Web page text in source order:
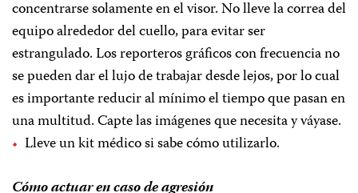
concentrarse solamente en el visor. No lleve la correa del
equipo alrededor del cuello, para evitar ser
estrangulado. Los reporteros gráficos con frecuencia no
se pueden dar el lujo de trabajar desde lejos, por lo cual
es importante reducir al mínimo el tiempo que pasan en
una multitud. Capte las imágenes que necesita y váyase.
Lleve un kit médico si sabe cómo utilizarlo.